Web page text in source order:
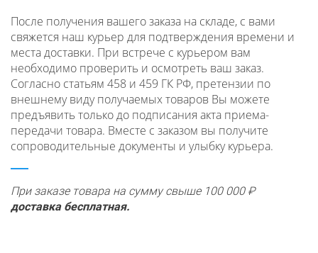
После получения вашего заказа на складе, с вами
свяжется наш курьер для подтверждения времени и
места доставки. При встрече с курьером вам
необходимо проверить и осмотреть ваш заказ.
Согласно статьям 458 и 459 ГК РФ, претензии по
внешнему виду получаемых товаров Вы можете
предъявить только до подписания акта приема-
передачи товара. Вместе с заказом вы получите
сопроводительные документы и улыбку курьера.
При заказе товара на сумму свыше 100 000 ₽
доставка бесплатная.